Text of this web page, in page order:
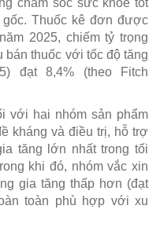
chăm sóc sức khỏe tốt
Thuốc kê đơn được
2025, chiếm tỷ trọng
bán thuốc với tốc độ tăng
đạt 8,4% (theo Fitch
với hai nhóm sản phẩm
kháng và điều trị, hỗ trợ
tăng lớn nhất trong tối
khi đó, nhóm vắc xin
gia tăng thấp hơn (đạt
toàn phù hợp với xu